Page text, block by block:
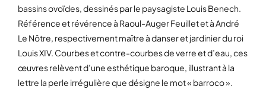
bassins ovoïdes, dessinés par le paysagiste Louis Benech.
Référence et révérence à Raoul-Auger Feuillet et à André
Le Nôtre, respectivement maître à danser et jardinier du roi
Louis XIV. Courbes et contre-courbes de verre et d’eau, ces
œuvres relèvent d’une esthétique baroque, illustrant à la
lettre la perle irrégulière que désigne le mot « barroco ».